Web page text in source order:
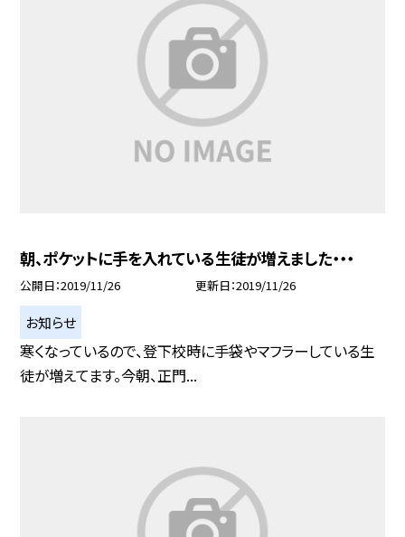
朝、ポケットに手を入れている生徒が増えました・・・
公開日 2019/11/26 更新日 2019/11/26
お知らせ
寒くなっているので、登下校時に手袋やマフラーしている生
徒が増えてます。今朝、正門...